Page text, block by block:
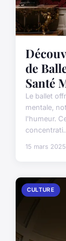
de
Santé
Le ballet
mentale,
l'humeur.
15 mars 2025
CULTURE